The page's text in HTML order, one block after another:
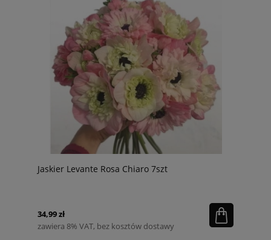
Jaskier Levante Rosa Chiaro 7szt
34,99 zł
zawiera 8% VAT, bez kosztów dostawy